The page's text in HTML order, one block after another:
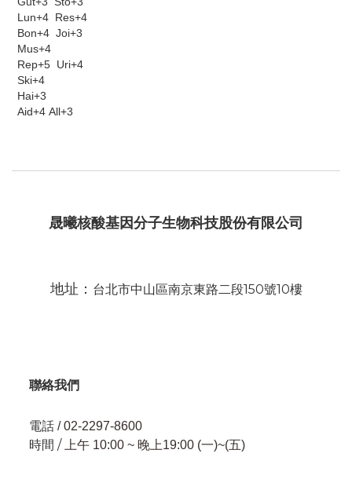
Lun+4 Res+4
Bon+4 Joi+3
Mus+4
Rep+5 Uri+4
Ski+4
Hai+3
Aid+4 All+3
晟曦核酸基因分子生物科技股份有限公司
地址： 台北市中山區南京東路二段150號10樓
聯絡我們
電話 / 02-2297-8600
時間 / 上午 10:00 ~ 晚上19:00 (一)~(五)